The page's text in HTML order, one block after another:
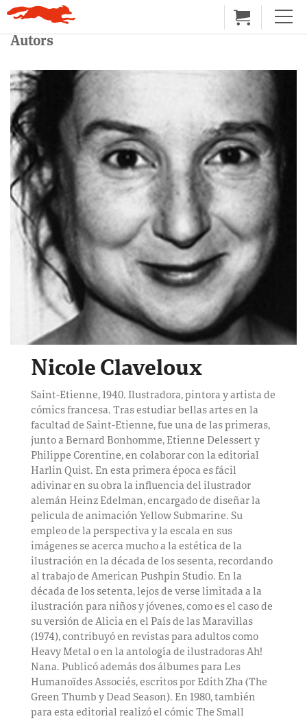
Autors
Nicole Claveloux
Saint-Etienne, 1940. Ilustradora, pintora y artista de
cómics francesa. Tras estudiar bellas artes en la
facultad de Saint-Etienne, fue una de las primeras,
junto a Bernard Bonhomme, Etienne Delessert y
Philippe Corentine, en colaborar con la editorial
Harlin Quist. En esta primera época es fácil
adivinar en su obra la influencia del ilustrador
alemán Heinz Edelman, encargado de diseñar la
pelicula de animación Yellow Submarine. Su
empleo de la perspectiva y la escala en sus
imágenes se acerca mucho a la estética de la
ilustración en la década de los sesenta, recordando
al trabajo de American Pushpin Studio. En la
década de los setenta, lejos de verse limitada a la
ilustración para niños y jóvenes, como es el caso de
su versión de Alicia en el País de las Maravillas
(1974), contribuyó en revistas para adultos como
Heavy Metal o en la antología de ilustradoras Ah!
Nana. Publicó además dos álbumes para Les
Humanoïdes Associés, escritos por Edith Zha (The
Green Thumb y Dead Season). En 1980, también
para esta editorial realizó el cómic The Small